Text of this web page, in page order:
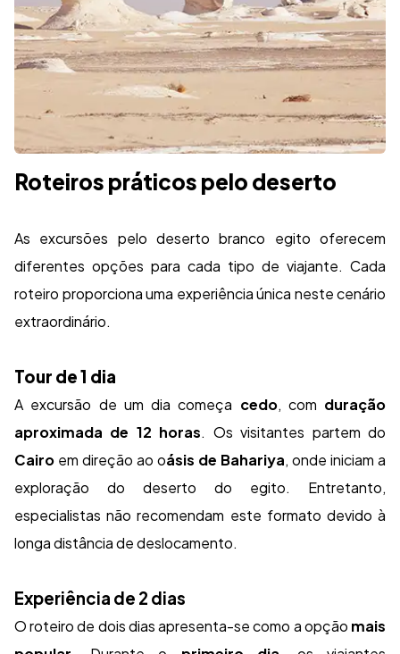
Roteiros práticos pelo deserto
As excursões pelo deserto branco egito oferecem
diferentes opções para cada tipo de viajante. Cada
roteiro proporciona uma experiência única neste cenário
extraordinário.
Tour de 1 dia
A excursão de um dia começa cedo, com duração
aproximada de 12 horas. Os visitantes partem do
Cairo em direção ao oásis de Bahariya, onde iniciam a
exploração do deserto do egito. Entretanto,
especialistas não recomendam este formato devido à
longa distância de deslocamento.
Experiência de 2 dias
O roteiro de dois dias apresenta-se como a opção mais